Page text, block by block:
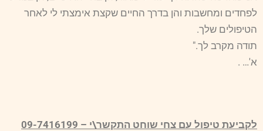
לפחדים ומחשבות והן בדרך החיים שקצת אימצתי לי לאחר
הטיפולים שלך.
תודה מקרב לך."
א'… .
לקביעת טיפול עם צחי שוחט התקשר\י – 09-7416199